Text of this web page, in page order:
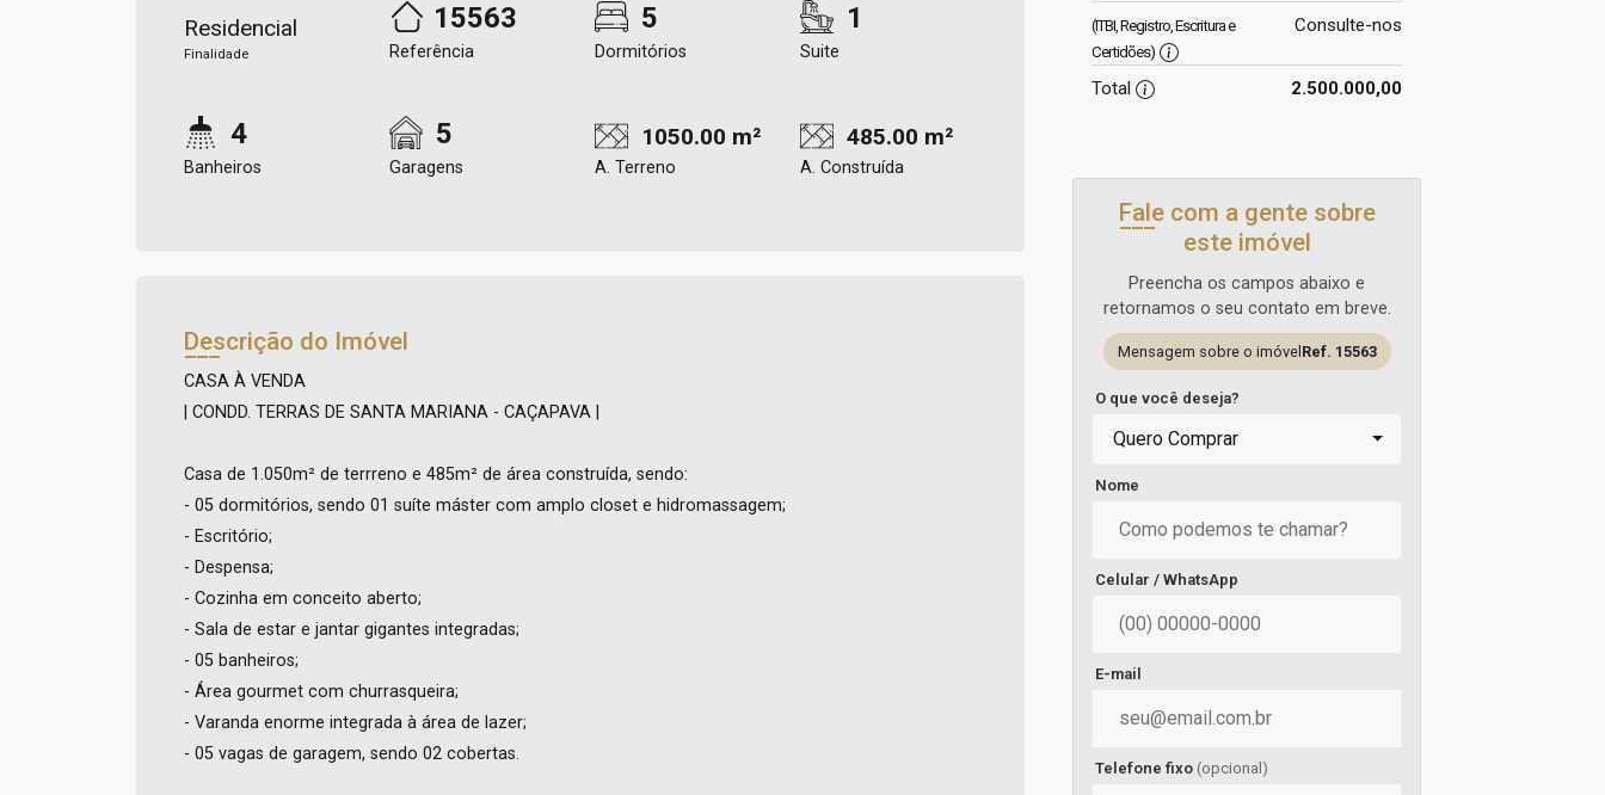
Residencial
Finalidade
15563
Referência
5
Dormitórios
1
Suite
4
Banheiros
5
Garagens
1050.00 m²
A. Terreno
485.00 m²
A. Construída
Descrição do Imóvel
CASA À VENDA
| CONDD. TERRAS DE SANTA MARIANA - CAÇAPAVA |
Casa de 1.050m² de terrreno e 485m² de área construída, sendo:
- 05 dormitórios, sendo 01 suíte máster com amplo closet e hidromassagem;
- Escritório;
- Despensa;
- Cozinha em conceito aberto;
- Sala de estar e jantar gigantes integradas;
- 05 banheiros;
- Área gourmet com churrasqueira;
- Varanda enorme integrada à área de lazer;
- 05 vagas de garagem, sendo 02 cobertas.
(ITBI, Registro, Escritura e
Certidões)
Consulte-nos
Total 2.500.000,00
Fale com a gente sobre
este imóvel
Preencha os campos abaixo e
retornamos o seu contato em breve.
Mensagem sobre o imóvel Ref. 15563
O que você deseja?
Quero Comprar
Nome
Celular / WhatsApp
E-mail
Telefone fixo (opcional)